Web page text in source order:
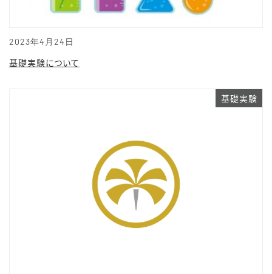
2023年4月24日
基礎実験について
基礎実験